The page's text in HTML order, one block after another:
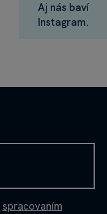
Aj nás baví
Instagram.
spracovaním